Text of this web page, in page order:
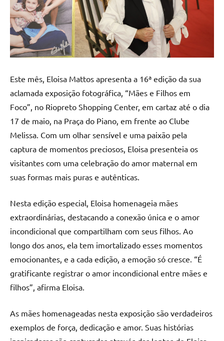
Este mês, Eloisa Mattos apresenta a 16ª edição da sua
aclamada exposição fotográfica, “Mães e Filhos em
Foco”, no Riopreto Shopping Center, em cartaz até o dia
17 de maio, na Praça do Piano, em frente ao Clube
Melissa. Com um olhar sensível e uma paixão pela
captura de momentos preciosos, Eloisa presenteia os
visitantes com uma celebração do amor maternal em
suas formas mais puras e autênticas.
Nesta edição especial, Eloisa homenageia mães
extraordinárias, destacando a conexão única e o amor
incondicional que compartilham com seus filhos. Ao
longo dos anos, ela tem imortalizado esses momentos
emocionantes, e a cada edição, a emoção só cresce. “É
gratificante registrar o amor incondicional entre mães e
filhos”, afirma Eloisa.
As mães homenageadas nesta exposição são verdadeiros
exemplos de força, dedicação e amor. Suas histórias